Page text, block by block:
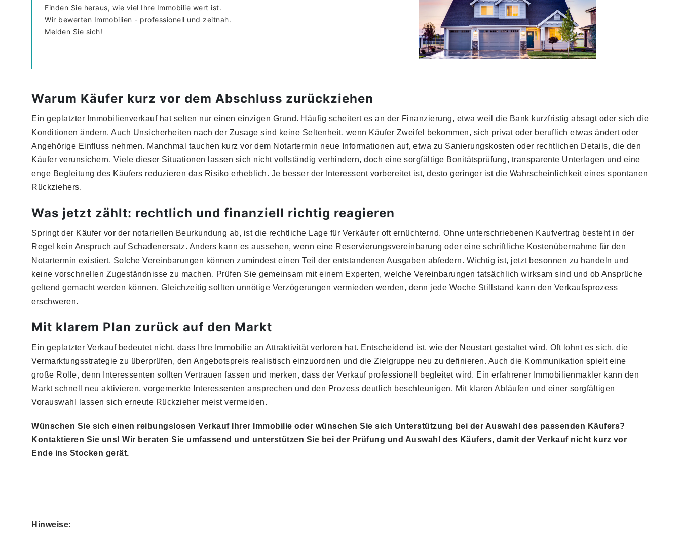
Finden Sie heraus, wie viel Ihre Immobilie wert ist.
Wir bewerten Immobilien - professionell und zeitnah.
Melden Sie sich!
Warum Käufer kurz vor dem Abschluss zurückziehen
Ein geplatzter Immobilienverkauf hat selten nur einen einzigen Grund. Häufig scheitert es an der Finanzierung, etwa weil die Bank kurzfristig absagt oder sich die
Konditionen ändern. Auch Unsicherheiten nach der Zusage sind keine Seltenheit, wenn Käufer Zweifel bekommen, sich privat oder beruflich etwas ändert oder
Angehörige Einfluss nehmen. Manchmal tauchen kurz vor dem Notartermin neue Informationen auf, etwa zu Sanierungskosten oder rechtlichen Details, die den
Käufer verunsichern. Viele dieser Situationen lassen sich nicht vollständig verhindern, doch eine sorgfältige Bonitätsprüfung, transparente Unterlagen und eine
enge Begleitung des Käufers reduzieren das Risiko erheblich. Je besser der Interessent vorbereitet ist, desto geringer ist die Wahrscheinlichkeit eines spontanen
Rückziehers.
Was jetzt zählt: rechtlich und finanziell richtig reagieren
Springt der Käufer vor der notariellen Beurkundung ab, ist die rechtliche Lage für Verkäufer oft ernüchternd. Ohne unterschriebenen Kaufvertrag besteht in der
Regel kein Anspruch auf Schadenersatz. Anders kann es aussehen, wenn eine Reservierungsvereinbarung oder eine schriftliche Kostenübernahme für den
Notartermin existiert. Solche Vereinbarungen können zumindest einen Teil der entstandenen Ausgaben abfedern. Wichtig ist, jetzt besonnen zu handeln und
keine vorschnellen Zugeständnisse zu machen. Prüfen Sie gemeinsam mit einem Experten, welche Vereinbarungen tatsächlich wirksam sind und ob Ansprüche
geltend gemacht werden können. Gleichzeitig sollten unnötige Verzögerungen vermieden werden, denn jede Woche Stillstand kann den Verkaufsprozess
erschweren.
Mit klarem Plan zurück auf den Markt
Ein geplatzter Verkauf bedeutet nicht, dass Ihre Immobilie an Attraktivität verloren hat. Entscheidend ist, wie der Neustart gestaltet wird. Oft lohnt es sich, die
Vermarktungsstrategie zu überprüfen, den Angebotspreis realistisch einzuordnen und die Zielgruppe neu zu definieren. Auch die Kommunikation spielt eine
große Rolle, denn Interessenten sollten Vertrauen fassen und merken, dass der Verkauf professionell begleitet wird. Ein erfahrener Immobilienmakler kann den
Markt schnell neu aktivieren, vorgemerkte Interessenten ansprechen und den Prozess deutlich beschleunigen. Mit klaren Abläufen und einer sorgfältigen
Vorauswahl lassen sich erneute Rückzieher meist vermeiden.
Wünschen Sie sich einen reibungslosen Verkauf Ihrer Immobilie oder wünschen Sie sich Unterstützung bei der Auswahl des passenden Käufers?
Kontaktieren Sie uns! Wir beraten Sie umfassend und unterstützen Sie bei der Prüfung und Auswahl des Käufers, damit der Verkauf nicht kurz vor
Ende ins Stocken gerät.
Hinweise: